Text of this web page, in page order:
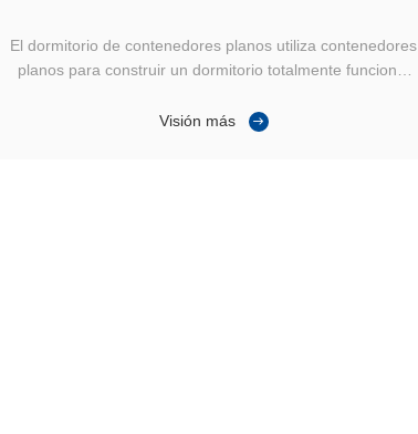
El dormitorio de contenedores planos utiliza contenedores
planos para construir un dormitorio totalmente funcional
desmontado,Lo que lo hace ideal para necesidades de
Visión más